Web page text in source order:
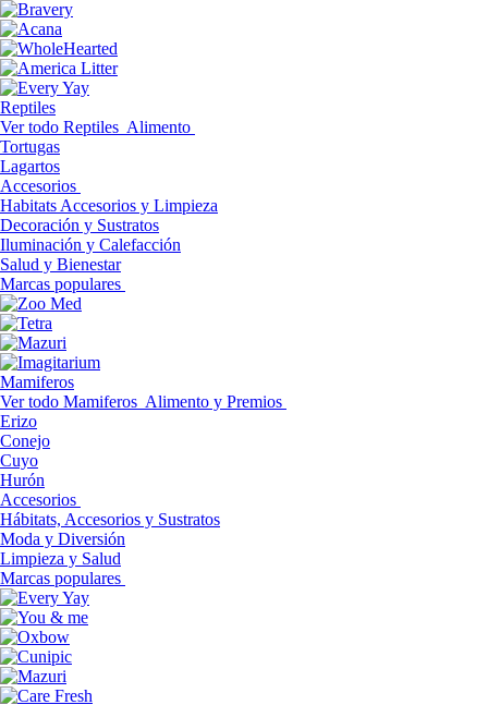
Reptiles
Ver todo Reptiles Alimento
Tortugas
Lagartos
Accesorios
Habitats Accesorios y Limpieza
Decoración y Sustratos
Iluminación y Calefacción
Salud y Bienestar
Marcas populares
Mamiferos
Ver todo Mamiferos Alimento y Premios
Erizo
Conejo
Cuyo
Hurón
Accesorios
Hábitats, Accesorios y Sustratos
Moda y Diversión
Limpieza y Salud
Marcas populares